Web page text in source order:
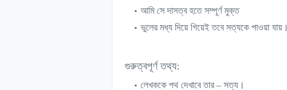
আমি সে দাসত্ব হতে সম্পূর্ণ মুক্ত
ভুলের মধ্য দিয়ে গিয়েই তবে সত্যকে পাওয়া যায়।
গুরুত্বপূর্ণ তথ্য:
লেখককে পথ দেখাবে তার – সত্য।